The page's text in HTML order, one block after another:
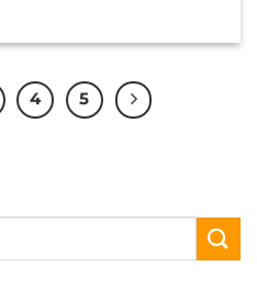
4 5